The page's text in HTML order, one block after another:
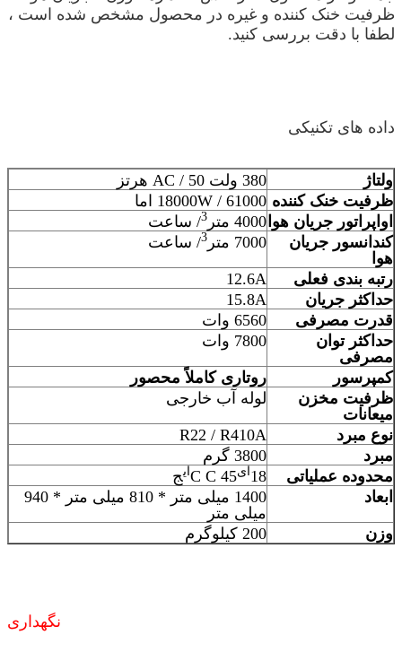
ظرفیت خنک کننده و غیره در محصول مشخص شده است ،
لطفا با دقت بررسی کنید.
داده های تکنیکی
ولتاژ
380 ولت AC / 50 هرتز
ظرفیت خنک کننده 18000W / 61000 اما
اواپراتور جریان هوا 4000 متر 3/ ساعت
کندانسور جریان
هوا
7000 متر 3/ ساعت
رتبه بندی فعلی
12.6A
حداکثر جریان
15.8A
قدرت مصرفی
6560 وات
حداکثر توان
مصرفی
7800 وات
کمپرسور
روتاری کاملاً محصور
ظرفیت مخزن
میعانات
لوله آب خارجی
نوع مبرد
R22 / R410A
مبرد
3800 گرم
محدوده عملیاتی
18 ای45 C C ایج
ابعاد
1400 میلی متر * 810 میلی متر * 940
میلی متر
وزن
200 کیلوگرم
نگهداری